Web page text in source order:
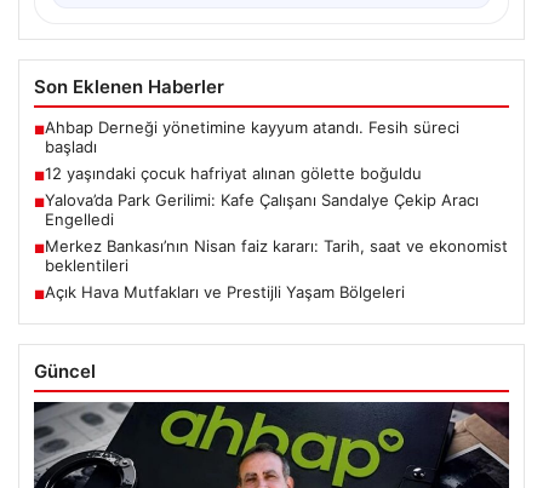
Son Eklenen Haberler
■Ahbap Derneği yönetimine kayyum atandı. Fesih süreci
başladı
■12 yaşındaki çocuk hafriyat alınan gölette boğuldu
■Yalova’da Park Gerilimi: Kafe Çalışanı Sandalye Çekip Aracı
Engelledi
■Merkez Bankası’nın Nisan faiz kararı: Tarih, saat ve ekonomist
beklentileri
■Açık Hava Mutfakları ve Prestijli Yaşam Bölgeleri
Güncel